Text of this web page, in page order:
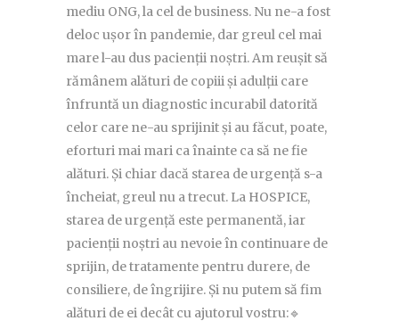
mediu ONG, la cel de business. Nu ne-a fost
deloc ușor în pandemie, dar greul cel mai
mare l-au dus pacienții noștri. Am reușit să
rămânem alături de copiii și adulții care
înfruntă un diagnostic incurabil datorită
celor care ne-au sprijinit și au făcut, poate,
eforturi mai mari ca înainte ca să ne fie
alături. Și chiar dacă starea de urgență s-a
încheiat, greul nu a trecut. La HOSPICE,
starea de urgență este permanentă, iar
pacienții noștri au nevoie în continuare de
sprijin, de tratamente pentru durere, de
consiliere, de îngrijire. Și nu putem să fim
alături de ei decât cu ajutorul vostru:🔹